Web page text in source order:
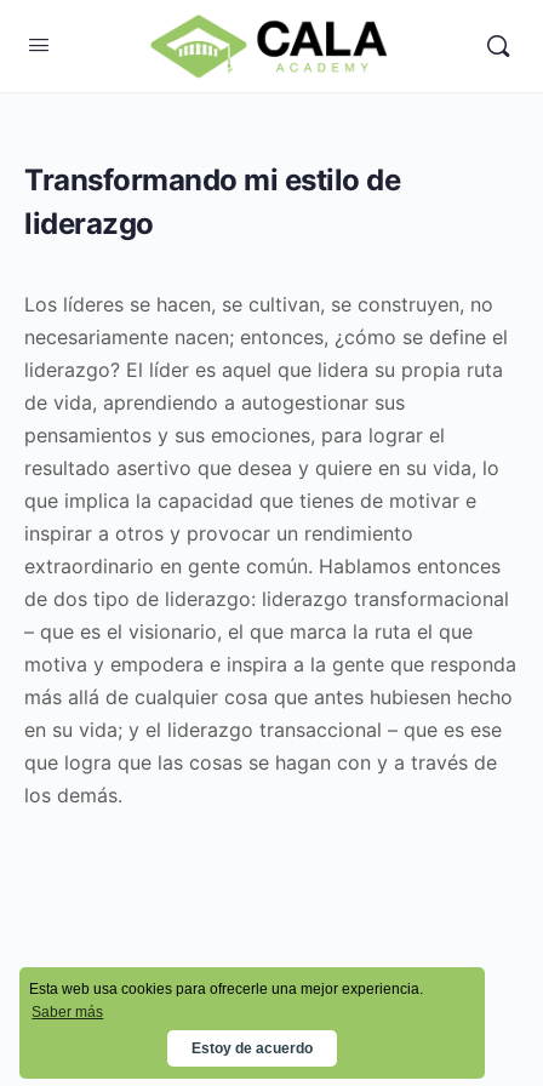
Esta web usa cookies para ofrecerle una mejor experiencia.
Saber más
Estoy de acuerdo
Transformando mi estilo de
liderazgo
Los líderes se hacen, se cultivan, se construyen, no
necesariamente nacen; entonces, ¿cómo se define el
liderazgo? El líder es aquel que lidera su propia ruta
de vida, aprendiendo a autogestionar sus
pensamientos y sus emociones, para lograr el
resultado asertivo que desea y quiere en su vida, lo
que implica la capacidad que tienes de motivar e
inspirar a otros y provocar un rendimiento
extraordinario en gente común. Hablamos entonces
de dos tipo de liderazgo: liderazgo transformacional
– que es el visionario, el que marca la ruta el que
motiva y empodera e inspira a la gente que responda
más allá de cualquier cosa que antes hubiesen hecho
en su vida; y el liderazgo transaccional – que es ese
que logra que las cosas se hagan con y a través de
los demás.
© 2026 - Cala Academy